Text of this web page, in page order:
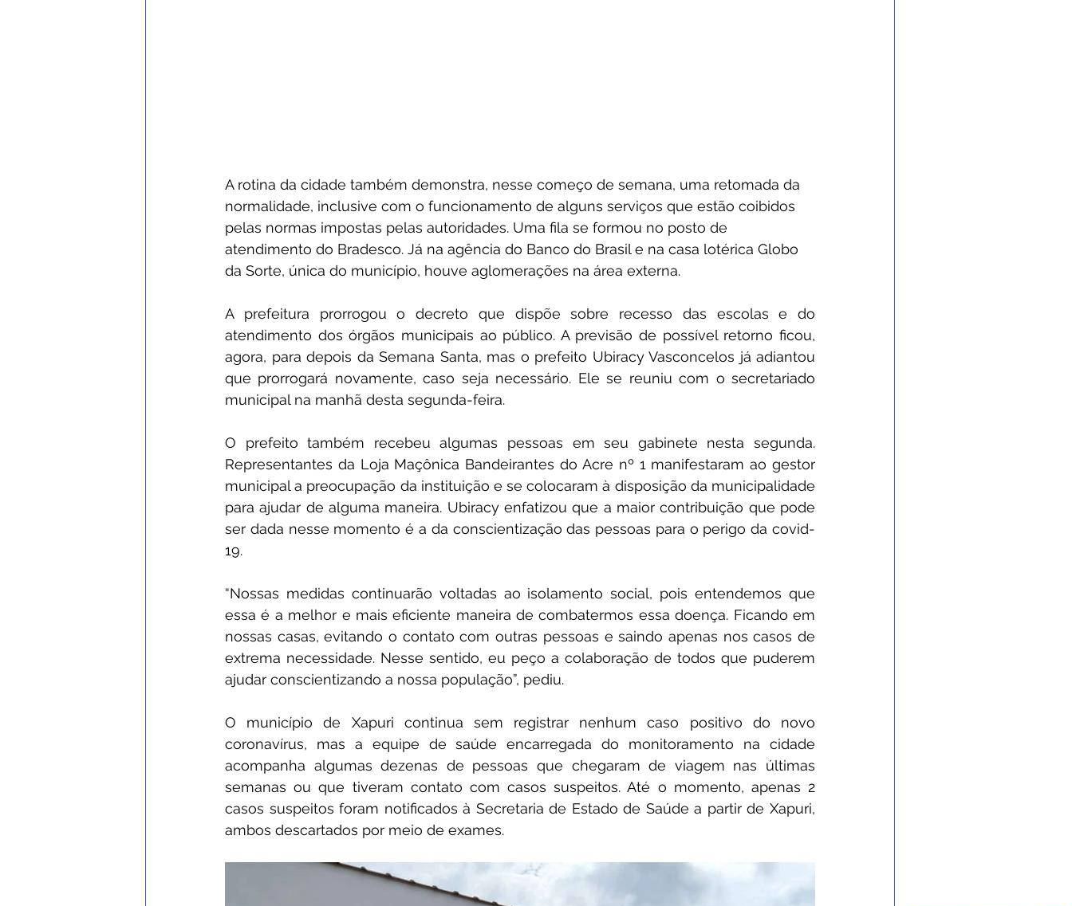
A rotina da cidade também demonstra, nesse começo de semana, uma retomada da
normalidade, inclusive com o funcionamento de alguns serviços que estão coibidos
pelas normas impostas pelas autoridades. Uma fila se formou no posto de
atendimento do Bradesco. Já na agência do Banco do Brasil e na casa lotérica Globo
da Sorte, única do município, houve aglomerações na área externa.
A prefeitura prorrogou o decreto que dispõe sobre recesso das escolas e do
atendimento dos órgãos municipais ao público. A previsão de possível retorno ficou,
agora, para depois da Semana Santa, mas o prefeito Ubiracy Vasconcelos já adiantou
que prorrogará novamente, caso seja necessário. Ele se reuniu com o secretariado
municipal na manhã desta segunda-feira.
O prefeito também recebeu algumas pessoas em seu gabinete nesta segunda.
Representantes da Loja Maçônica Bandeirantes do Acre nº 1 manifestaram ao gestor
municipal a preocupação da instituição e se colocaram à disposição da municipalidade
para ajudar de alguma maneira. Ubiracy enfatizou que a maior contribuição que pode
ser dada nesse momento é a da conscientização das pessoas para o perigo da covid-
19.
“Nossas medidas continuarão voltadas ao isolamento social, pois entendemos que
essa é a melhor e mais eficiente maneira de combatermos essa doença. Ficando em
nossas casas, evitando o contato com outras pessoas e saindo apenas nos casos de
extrema necessidade. Nesse sentido, eu peço a colaboração de todos que puderem
ajudar conscientizando a nossa população”, pediu.
O município de Xapuri continua sem registrar nenhum caso positivo do novo
coronavírus, mas a equipe de saúde encarregada do monitoramento na cidade
acompanha algumas dezenas de pessoas que chegaram de viagem nas últimas
semanas ou que tiveram contato com casos suspeitos. Até o momento, apenas 2
casos suspeitos foram notificados à Secretaria de Estado de Saúde a partir de Xapuri,
ambos descartados por meio de exames.